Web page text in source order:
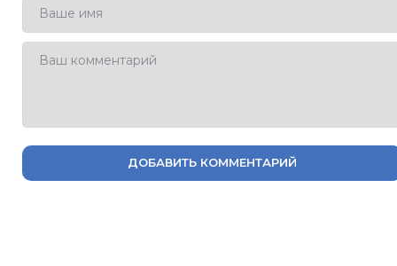
ДОБАВИТЬ КОММЕНТАРИЙ